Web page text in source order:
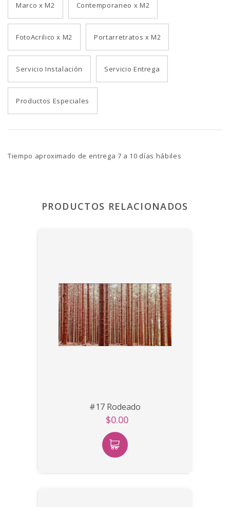
Marco x M2 Contemporaneo x M2
FotoAcrilico x M2 Portarretratos x M2
Servicio Instalación Servicio Entrega
Productos Especiales
Tiempo aproximado de entrega 7 a 10 días hábiles
PRODUCTOS RELACIONADOS
#17 Rodeado
$0.00